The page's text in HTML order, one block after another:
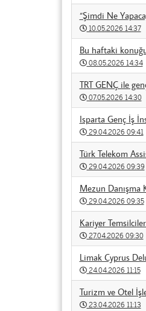
“Şimdi Ne
10.05.2026 14:37
Bu haftaki
08.05.2026 14:34
TRT GENÇ ile
07.05.2026 14:30
Isparta Genç İş
29.04.2026 09:41
Türk Telekom
29.04.2026 09:39
Mezun Danışma
29.04.2026 09:35
Kariyer
27.04.2026 09:30
Limak Cyprus
24.04.2026 11:15
Turizm ve Otel
23.04.2026 11:13